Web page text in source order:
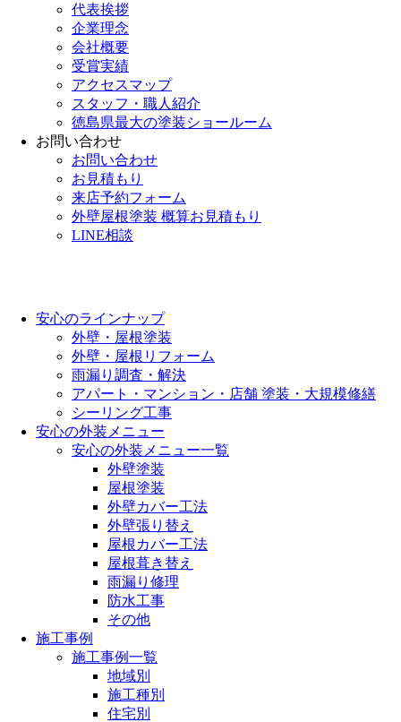
代表挨拶
企業理念
会社概要
受賞実績
アクセスマップ
スタッフ・職人紹介
徳島県最大の塗装ショールーム
お問い合わせ
お問い合わせ
お見積もり
来店予約フォーム
外壁屋根塗装 概算お見積もり
LINE相談
安心のラインナップ
外壁・屋根塗装
外壁・屋根リフォーム
雨漏り調査・解決
アパート・マンション・店舗 塗装・大規模修繕
シーリング工事
安心の外装メニュー
安心の外装メニュー一覧
外壁塗装
屋根塗装
外壁カバー工法
外壁張り替え
屋根カバー工法
屋根葺き替え
雨漏り修理
防水工事
その他
施工事例
施工事例一覧
地域別
施工種別
住宅別